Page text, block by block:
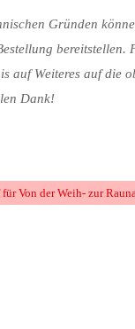
Gründen
bereitstellen.
auf Weiteres auf die
Dank!
fürVon der Weih- zur